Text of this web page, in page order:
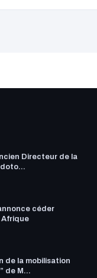
Directeur de la
doto...
céder
Afrique
de la mobilisation
de M...